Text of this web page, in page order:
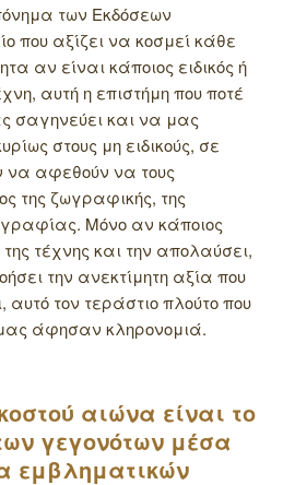
των Εκδόσεων
που αξίζει να κοσμεί κάθε
αν είναι κάποιος ειδικός ή
αυτή η επιστήμη που ποτέ
σαγηνεύει και να μας
στους μη ειδικούς, σε
να αφεθούν να τους
της ζωγραφικής, της
Μόνο αν κάποιος
τέχνης και την απολαύσει,
την ανεκτίμητη αξία που
αυτό τον τεράστιο πλούτο που
άφησαν κληρονομιά.
αιώνα είναι το
γεγονότων μέσα
εμβληματικών